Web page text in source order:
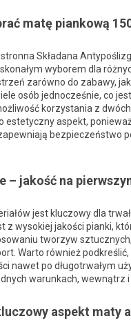
matę piankową
Składana
wyborem dla
zarówno do zabawy,
osób jednocześnie, co
korzystania z
estetyczny aspekt,
bezpieczeństwo
– jakość na
jest kluczowy dla
z wysokiej jakości pianki,
tworzyw
Warto również
nawet po długotrwałym
warunkach, wewnątrz
aspekt maty